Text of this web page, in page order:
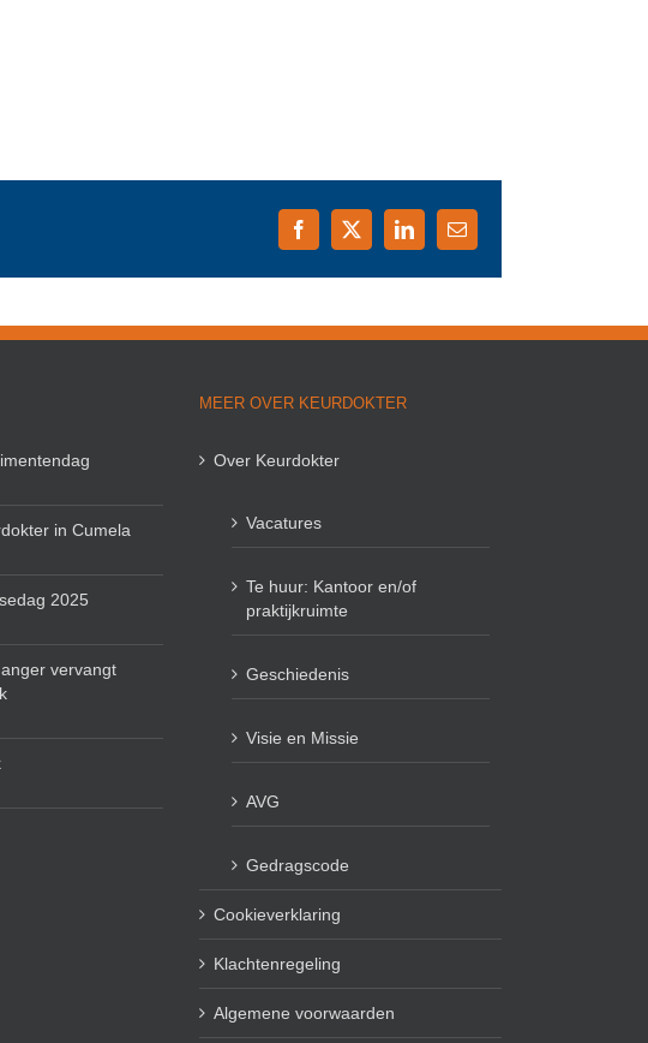
Facebook
X LinkedIn
E-
mail
in Cumela
2025
vervangt
MEER OVER KEURDOKTER
Over Keurdokter
Vacatures
Te huur: Kantoor en/of
praktijkruimte
Geschiedenis
Visie en Missie
AVG
Gedragscode
Cookieverklaring
Klachtenregeling
Algemene voorwaarden